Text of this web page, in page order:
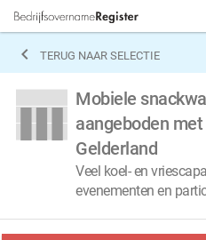
 TERUG NAAR SELECTIE
Mobiele
aangeboden
Gelderland
Veel koel- en
evenementen en